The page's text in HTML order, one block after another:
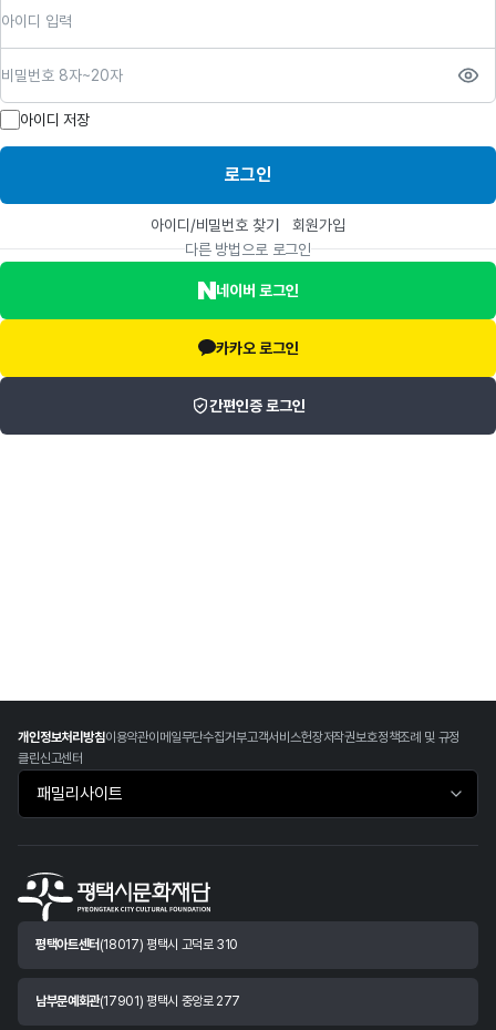
아이디 저장
로그인
아이디/비밀번호 찾기
회원가입
다른 방법으로 로그인
네이버 로그인
카카오 로그인
간편인증 로그인
개인정보처리방침이용약관이메일무단수집거부고객서비스헌장저작권보호정책조례 및 규정
클린신고센터
패밀리사이트 바로가기
평택아트센터 (18017) 평택시 고덕로 310
남부문예회관(17901) 평택시 중앙로 277